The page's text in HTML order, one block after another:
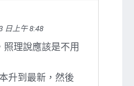
日上午 8:48
照理說應該是不用
升到最新，然後